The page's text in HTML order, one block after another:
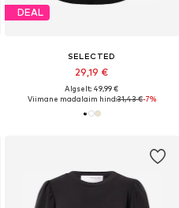
DEAL
SELECTED
29,19 €
Algselt: 49,99 €
Viimane madalaim hind:31,43 €-7%